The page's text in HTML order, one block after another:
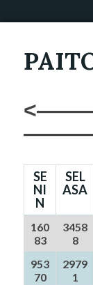
SE
NI
N
SEL
ASA
160
83
3458
8
953
70
2979
1